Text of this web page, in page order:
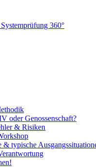
360°
oder Genossenschaft?
& Risiken
& typische